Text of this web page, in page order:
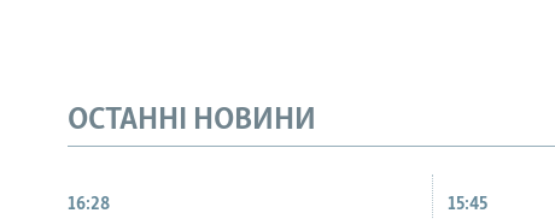
ОСТАННІ НОВИНИ
16:28 15:45